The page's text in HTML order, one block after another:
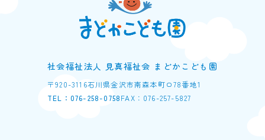
社会福祉法人 見真福祉会 まどかこども園
〒920-3116石川県金沢市南森本町ロ78番地1
TEL：076-258-0758FAX：076-257-5827